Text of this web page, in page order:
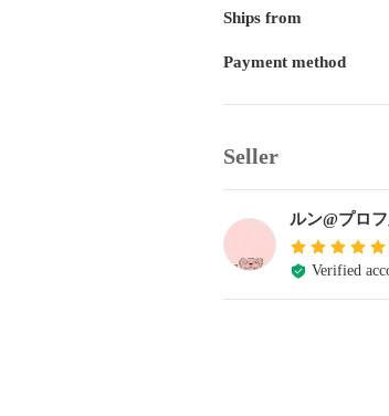
Ships from
Payment method
Seller
ルン@プロ
Verified